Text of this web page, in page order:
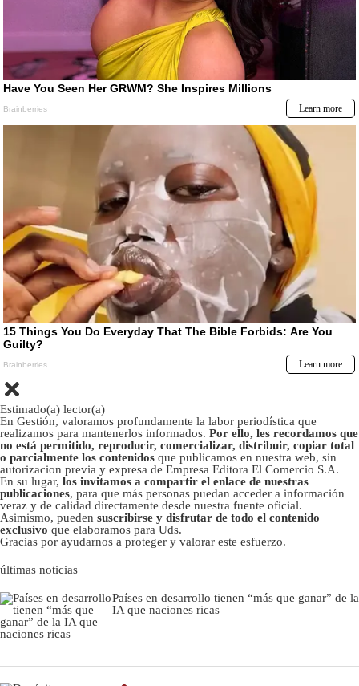
Estimado(a) lector(a)
En Gestión, valoramos profundamente la labor periodística que
realizamos para mantenerlos informados. Por ello, les recordamos que
no está permitido, reproducir, comercializar, distribuir, copiar total
o parcialmente los contenidos que publicamos en nuestra web, sin
autorizacion previa y expresa de Empresa Editora El Comercio S.A.
En su lugar, los invitamos a compartir el enlace de nuestras
publicaciones, para que más personas puedan acceder a información
veraz y de calidad directamente desde nuestra fuente oficial.
Asimismo, pueden suscribirse y disfrutar de todo el contenido
exclusivo que elaboramos para Uds.
Gracias por ayudarnos a proteger y valorar este esfuerzo.
últimas noticias
Países en desarrollo tienen “más que ganar” de la
IA que naciones ricas